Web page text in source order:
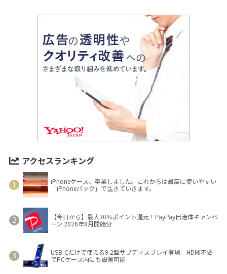
アクセスランキング
iPhoneケース、卒業しました。これからは最高に使いやすい
「iPhoneバック」で生きていきます。
【今日から】最大30％ポイント還元！PayPay自治体キャンペ
ーン 2026年8月開始分
USB-Cだけで使える9.2型サブディスプレイ登場 HDMI不要
でPCケース内にも設置可能